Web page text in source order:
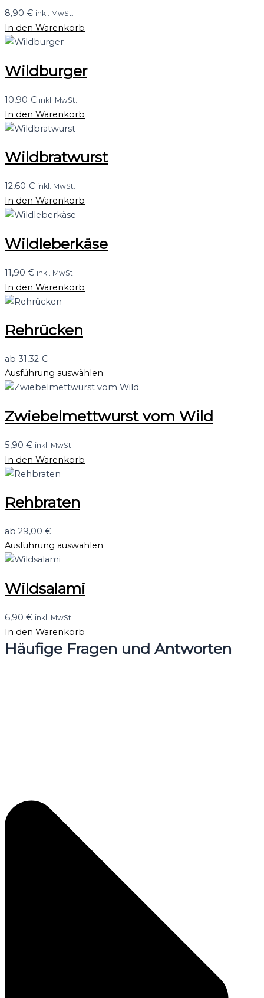
8,90 € inkl. MwSt.
In den Warenkorb
Wildburger
10,90 € inkl. MwSt.
In den Warenkorb
Wildbratwurst
12,60 € inkl. MwSt.
In den Warenkorb
Wildleberkäse
11,90 € inkl. MwSt.
In den Warenkorb
Rehrücken
ab 31,32 €
Ausführung auswählen
Zwiebelmettwurst vom Wild
5,90 € inkl. MwSt.
In den Warenkorb
Rehbraten
ab 29,00 €
Ausführung auswählen
Wildsalami
6,90 € inkl. MwSt.
In den Warenkorb
Häufige Fragen und Antworten